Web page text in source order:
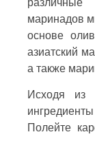
маринадов
основе
азиатский
а также
Исходя из
Полейте